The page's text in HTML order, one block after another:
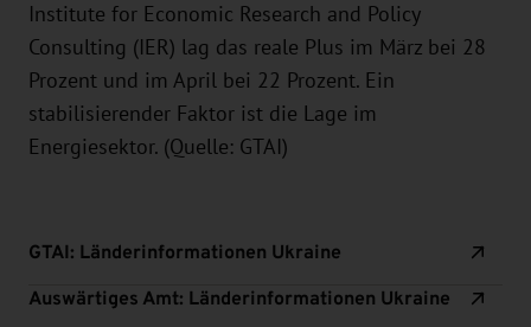
Institute for Economic Research and Policy
Consulting (IER) lag das reale Plus im März bei 28
Prozent und im April bei 22 Prozent. Ein
stabilisierender Faktor ist die Lage im
Energiesektor. (Quelle: GTAI)
GTAI: Länderinformationen Ukraine
Auswärtiges Amt: Länderinformationen Ukraine